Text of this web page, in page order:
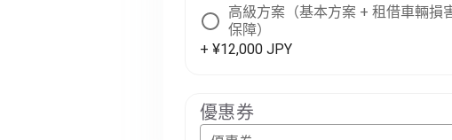
高級方案（基本方案 + 租借車輛損
保障）
+ ¥12,000 JPY
優惠券